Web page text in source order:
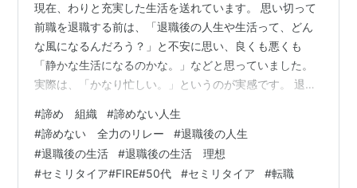
現在、わりと充実した生活を送れています。 思い切って
前職を退職する前は、「退職後の人生や生活って、どん
な風になるんだろう？」と不安に思い、良くも悪くも
「静かな生活になるのかな。」などと思っていました。
実際は、「かなり忙しい。」というのが実感です。 退職
人生をどうしたいのか。」を考え、それを実践しようと
動き出したことで、次第に多忙な生活になってきまし
た。 当初は、「再就職をするに際して、現在の労働市場
ってどうなっているんだろう。」という疑問を実地に体
#諦め 組織 #諦めない人生
#諦めない 全力のリレー #退職後の人生
#退職後の生活 #退職後の生活 理想
#セミリタイア#FIRE#50代 #セミリタイア #転職